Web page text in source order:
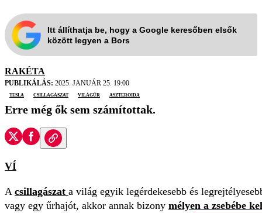
Itt állíthatja be, hogy a Google keresőben elsők
között legyen a Bors
RAKÉTA
PUBLIKÁLÁS: 2025. JANUÁR 25. 19:00
Tesla
csillagászat világűr aszteroida
Erre még ők sem számítottak.
VÍ
A csillagászat a világ egyik legérdekesebb és
vagy egy űrhajót, akkor annak bizony mélyen a zsebébe